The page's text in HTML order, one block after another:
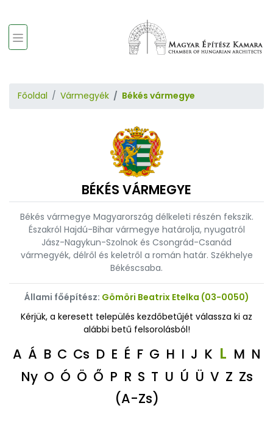
Főoldal Vármegyék Békés vármegye
BÉKÉS VÁRMEGYE
Békés vármegye Magyarország délkeleti részén fekszik.
Északról Hajdú-Bihar vármegye határolja, nyugatról
Jász-Nagykun-Szolnok és Csongrád-Csanád
vármegyék, délről és keletről a román határ. Székhelye
Békéscsaba.
Állami főépítész: Gömöri Beatrix Etelka (03-0050)
Kérjük, a keresett település kezdőbetűjét válassza ki az
alábbi betű felsorolásból!
A Á B C Cs D E É F G H I J K L M N
Ny O Ó Ö Ő P R S T U Ú Ü V Z Zs
(A-Zs)